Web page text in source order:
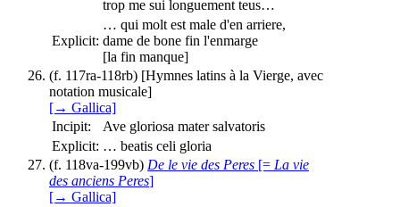
trop me sui longuement teus…
Explicit:
… qui molt est male d'en arriere,
dame de bone fin l'enmarge
[la fin manque]
(f. 117ra-118rb) [Hymnes latins à la Vierge, avec
notation musicale]
[→ Gallica]
Incipit:
Ave gloriosa mater salvatoris
Explicit: … beatis celi gloria
(f. 118va-199vb) De le vie des Peres [= La vie
des anciens Peres]
[→ Gallica]